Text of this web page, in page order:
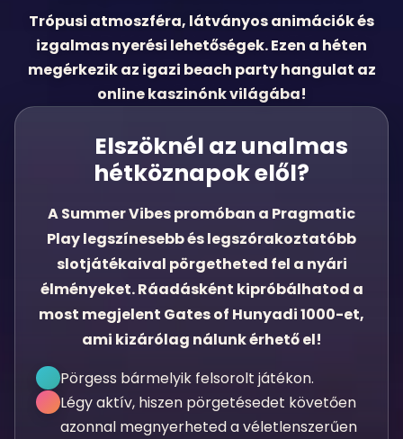
Trópusi atmoszféra, látványos animációk és
izgalmas nyerési lehetőségek. Ezen a héten
megérkezik az igazi beach party hangulat az
online kaszinónk világába!
Elszöknél az unalmas
hétköznapok elől?
A Summer Vibes promóban a Pragmatic
Play legszínesebb és legszórakoztatóbb
slotjátékaival pörgetheted fel a nyári
élményeket. Ráadásként kipróbálhatod a
most megjelent Gates of Hunyadi 1000-et,
ami kizárólag nálunk érhető el!
Pörgess bármelyik felsorolt játékon.
Légy aktív, hiszen pörgetésedet követően
azonnal megnyerheted a véletlenszerűen